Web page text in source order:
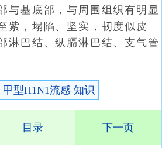
与基底部，与周围组织有明显
紫，塌陷、坚实，韧度似皮
淋巴结、纵膈淋巴结、支气管
甲型H1N1流感 知识
目录 下一页